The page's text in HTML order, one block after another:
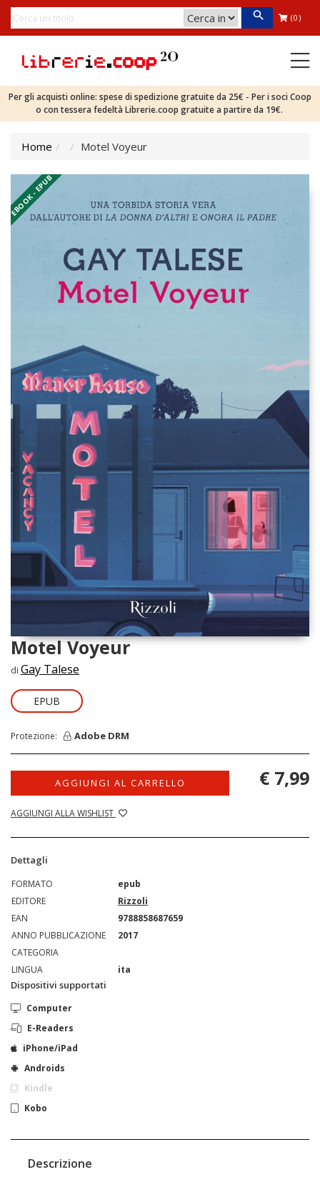
(0)
Per gli acquisti online: spese di spedizione gratuite da 25€ - Per i soci Coop
o con tessera fedeltà Librerie.coop gratuite a partire da 19€.
Home Motel Voyeur
EBOOK - EPUB
Motel Voyeur
di Gay Talese
EPUB
Protezione: Adobe DRM
AGGIUNGI AL CARRELLO
AGGIUNGI ALLA WISHLIST
€ 7,99
Dettagli
FORMATO
epub
EDITORE
Rizzoli
EAN
9788858687659
ANNO PUBBLICAZIONE
2017
CATEGORIA
LINGUA
ita
Dispositivi supportati
Computer
E-Readers
iPhone/iPad
Androids
Kindle
Kobo
Descrizione